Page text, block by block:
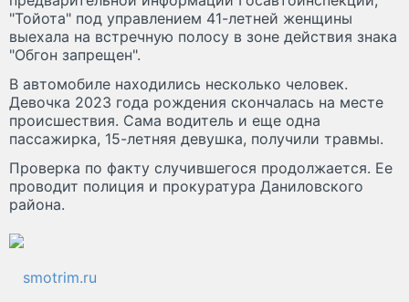
"Тойота" под управлением 41-летней женщины
выехала на встречную полосу в зоне действия знака
"Обгон запрещен".
В автомобиле находились несколько человек.
Девочка 2023 года рождения скончалась на месте
происшествия. Сама водитель и еще одна
пассажирка, 15-летняя девушка, получили травмы.
Проверка по факту случившегося продолжается. Ее
проводит полиция и прокуратура Даниловского
района.
smotrim.ru